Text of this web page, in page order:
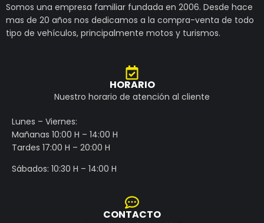
Somos una empresa familiar fundada en 2006. Desde hace
mas de 20 años nos dedicamos a la compra-venta de todo
tipo de vehículos, principalmente motos y turismos.
HORARIO
Nuestro horario de atención al cliente
Lunes – Viernes:
Mañanas 10:00 H – 14:00 H
Tardes 17:00 H – 20:00 H
Sábados: 10:30 H – 14:00 H
CONTACTO